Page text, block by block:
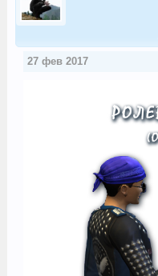
27 фев 2017